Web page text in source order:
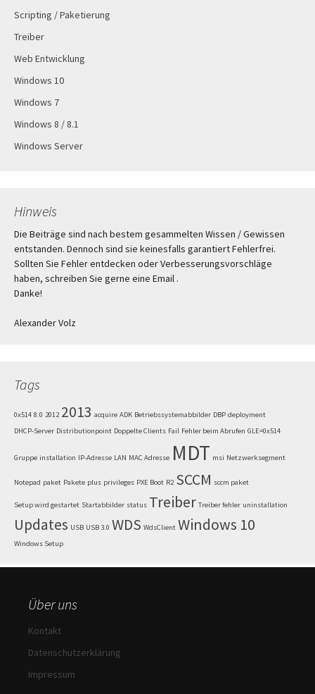
Scripting / Paketierung
Treiber
Web Entwicklung
Windows 10
Windows 7
Windows 8 / 8.1
Windows Server
Hinweis
Die Beiträge sind nach bestem gesammelten Wissen / Gewissen
entstanden. Dennoch sind sie keinesfalls garantiert Fehlerfrei.
Sollten Sie Fehler entdecken oder Verbesserungsvorschläge
haben, schreiben Sie gerne eine Email .
Danke!
Alexander Volz
Tags
0x514 8.0 2012 2013 acquire ADK Betriebssystemabbilder DBP deployment
DHCP-Server Distributionpoint Doppelte Clients Fail Fehler beim Abrufen GLE=0x514
Gruppe installation IP-Adresse LAN MAC Adresse MDT msi Netzwerksegment
Notepad paket Pakete plus privileges PXE Boot R2 SCCM sccm paket
Setup wird gestartet Startabbilder status Treiber Treiber fehler uninstallation
Updates USB USB 3.0 WDS WdsClient Windows 10
Windows Setup
Über uns
Kontakt
Datenschutzerklärung
Impressum